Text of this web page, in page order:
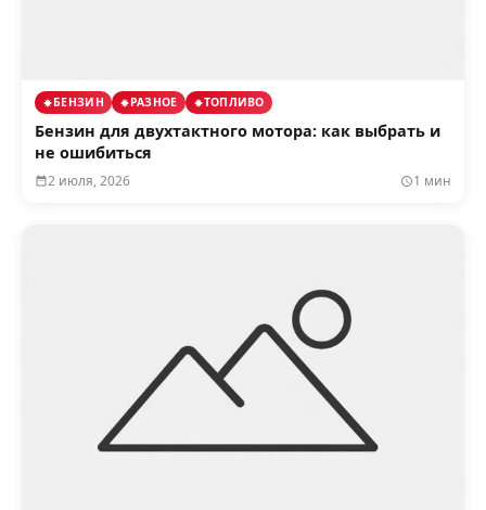
БЕНЗИН РАЗНОЕ ТОПЛИВО
Бензин для двухтактного мотора: как выбрать и
не ошибиться
2 июля, 2026 1 мин